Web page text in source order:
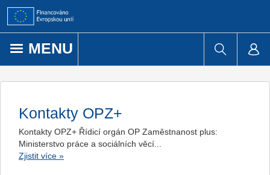
Přejít k obsahu
MENU
Kontakty OPZ+
Kontakty OPZ+ Řídicí orgán OP Zaměstnanost plus:
Ministerstvo práce a sociálních věcí...
Zjistit více »